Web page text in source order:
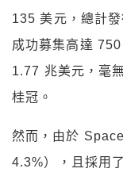
135 美元，總計
成功募集高達
1.77 兆美元，毫
桂冠。
然而，由於
4.3%），且採用